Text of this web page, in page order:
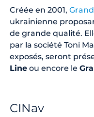
Créée en 2001,
ukrainienne
de grande qualité.
par la société Toni
exposés, seront
Line ou encore le
CINav